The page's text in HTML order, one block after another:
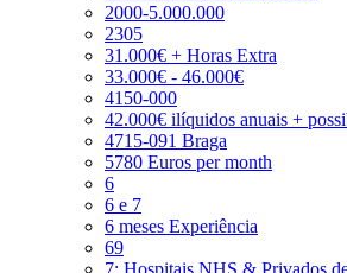
2000-5.000.000
2305
31.000€ + Horas Extra
33.000€ - 46.000€
4150-000
42.000€ ilíquidos anuais +
4715-091 Braga
5780 Euros per month
6
6 e 7
6 meses Experiência
69
7; Hospitais NHS & Privados